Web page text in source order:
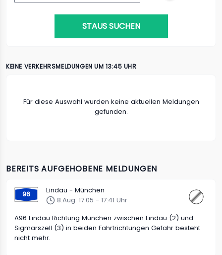
STAUS SUCHEN
KEINE VERKEHRSMELDUNGEN UM 13:45 UHR
Fûr diese Auswahl wurden keine aktuellen Meldungen
gefunden.
BEREITS AUFGEHOBENE MELDUNGEN
96
Lindau - München
8.Aug. 17:05 - 17:41 Uhr
A96 Lindau Richtung München zwischen Lindau (2) und
Sigmarszell (3) in beiden Fahrtrichtungen Gefahr besteht
nicht mehr.